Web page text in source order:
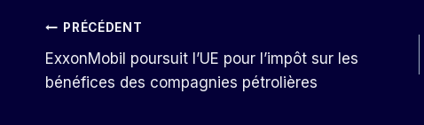
Navigation
De
PRÉCÉDENT
ExxonMobil poursuit l’UE pour l’impôt sur les
bénéfices des compagnies pétrolières